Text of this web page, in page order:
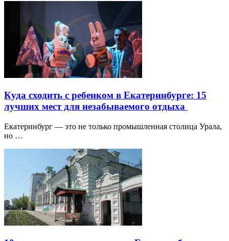
Куда сходить с ребенком в Екатеринбурге: 15
лучших мест для незабываемого отдыха
Екатеринбург — это не только промышленная столица Урала,
но …